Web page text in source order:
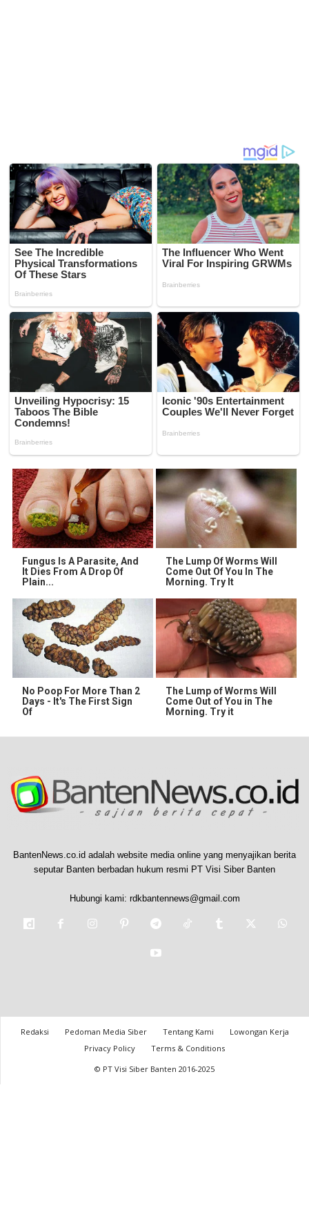
Fungus Is A Parasite, And
It Dies From A Drop Of
Plain...
The Lump Of Worms Will
Come Out Of You In The
Morning. Try It
No Poop For More Than 2
Days - It's The First Sign
Of
The Lump of Worms Will
Come Out of You in The
Morning. Try it
BantenNews.co.id adalah website media online yang menyajikan berita
seputar Banten berbadan hukum resmi PT Visi Siber Banten
Hubungi kami: rdkbantennews@gmail.com
Redaksi Pedoman Media Siber Tentang Kami
Lowongan Kerja
Privacy Policy
Terms & Conditions
© PT Visi Siber Banten 2016-2025